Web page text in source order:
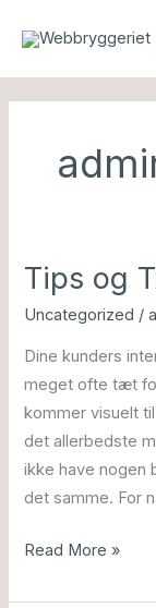
Tips og
Uncategorized /
Dine kunders
meget ofte tæt
kommer visuelt
det allerbedste
ikke have nogen
det samme. For
Tips
Produktfotos
Read More »